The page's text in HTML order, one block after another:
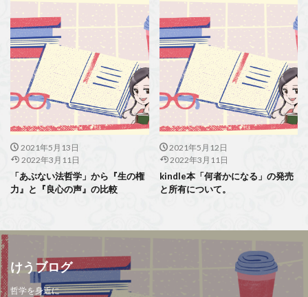
2021年5月13日
2022年3月11日
「あぶない法哲学」から『生の権
力』と『良心の声』の比較
2021年5月12日
2022年3月11日
kindle本「何者かになる」の発売
と所有について。
けうブログ
哲学を身近に